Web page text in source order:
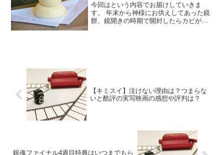
今回はという内容でお届けしていきま
す。 年末から神様にお供えしてあった鏡
餅、鏡開きの時期で開封したらカビが生
【キミスイ】泣けない理由は？つまらな
いと酷評の実写映画の感想や評判は？
銀魂ファイナル4週目特典はいつまでもら